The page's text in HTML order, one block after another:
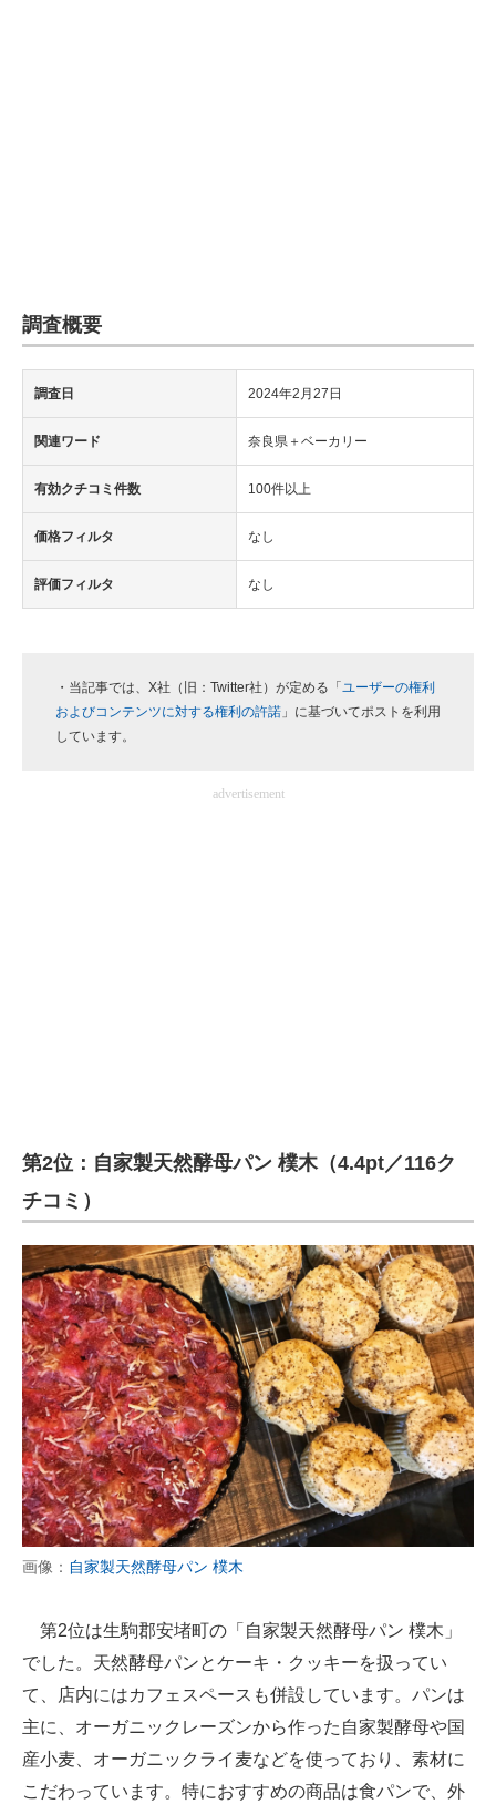
調査概要
調査日 2024年2月27日
関連ワード 奈良県＋ベーカリー
有効クチコミ件数 100件以上
価格フィルタ なし
評価フィルタ なし
・当記事では、X社（旧：Twitter社）が定める「 ユーザーの権利
およびコンテンツに対する権利の許諾 」に基づいてポストを利用
しています。
advertisement
第2位：自家製天然酵母パン 樸木（4.4pt／116ク
チコミ）
画像： 自家製天然酵母パン 樸木
第2位は生駒郡安堵町の「自家製天然酵母パン 樸木」
でした。天然酵母パンとケーキ・クッキーを扱ってい
て、店内にはカフェスペースも併設しています。パンは
主に、オーガニックレーズンから作った自家製酵母や国
産小麦、オーガニックライ麦などを使っており、素材に
こだわっています。特におすすめの商品は食パンで、外